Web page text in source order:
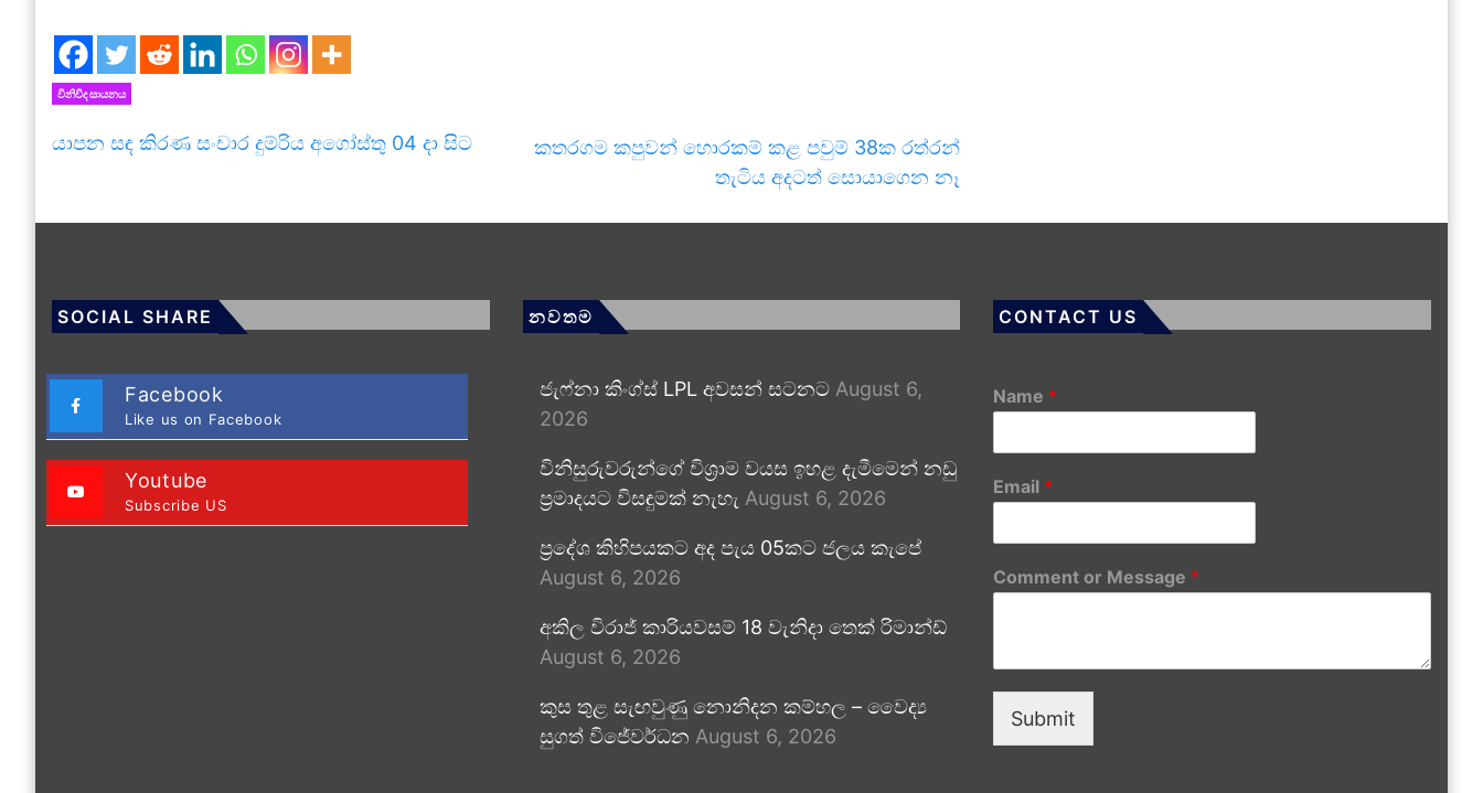
විනිවිද සායනය
යාපන සඳ කිරණ සංචාර දුම්රිය අගෝස්තු 04 දා සිට
කතරගම කපුවන් හොරකම් කළ පවුම් 38ක රත්රන්
තැටිය අදටත් සොයාගෙන නෑ
SOCIAL SHARE
Facebook
Like us on Facebook
Youtube
Subscribe US
නවතම
ජැෆ්නා කිංග්ස් LPL අවසන් සටනට August 6,
2026
විනිසුරුවරුන්ගේ විශ්‍රාම වයස ඉහළ දැමීමෙන් නඩු
ප්‍රමාදයට විසඳුමක් නැහැ August 6, 2026
ප්‍රදේශ කිහිපයකට අද පැය 05කට ජලය කැපේ
August 6, 2026
අකිල විරාජ් කාරියවසම් 18 වැනිදා තෙක් රිමාන්ඩ්
August 6, 2026
කුස තුළ සැඟවුණු නොනිදන කම්හල – වෛද්‍ය
සුගත් විජේවර්ධන August 6, 2026
CONTACT US
Name *
Email *
Comment or Message *
Submit